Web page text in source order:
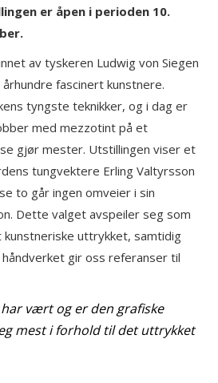
er åpen i perioden 10.
av tyskeren Ludwig von Siegen
fascinert kunstnere.
tyngste teknikker, og i dag er
med mezzotint på et
gjør mester. Utstillingen viser et
tungvektere Erling Valtyrsson
to går ingen omveier i sin
Dette valget avspeiler seg som
uttrykket, samtidig
gir oss referanser til
vært og er den grafiske
mest i forhold til det uttrykket